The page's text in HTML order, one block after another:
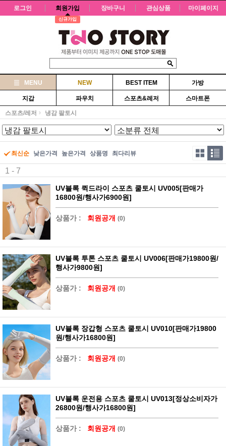
로그인 회원가입
신규가입
장바구니 관심상품 마이페이지
MENU NEW BEST ITEM 가방
지갑 파우치 스포츠&레저 스마트폰
스포츠/레저 냉감 팔토시
최신순 낮은가격 높은가격 상품명 최다리뷰
1 - 7
UV블록 퀵드라이 스포츠 쿨토시 UV005[판매가
16800원/행사가6900원]
상품가 : 회원공개 (0)
UV블록 투톤 스포츠 쿨토시 UV006[판매가19800원/
행사가9800원]
상품가 : 회원공개 (0)
UV블록 장갑형 스포츠 쿨토시 UV010[판매가19800
원/행사가16800원]
상품가 : 회원공개 (0)
UV블록 운전용 스포츠 쿨토시 UV013[정상소비자가
26800원/행사가16800원]
상품가 : 회원공개 (0)